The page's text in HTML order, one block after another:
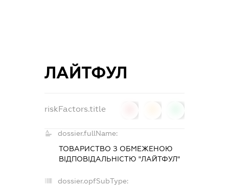
ЛАЙТФУЛ
riskFactors.title
dossier.fullName:
ТОВАРИСТВО З ОБМЕЖЕНОЮ
ВІДПОВІДАЛЬНІСТЮ "ЛАЙТФУЛ"
dossier.opfSubType: